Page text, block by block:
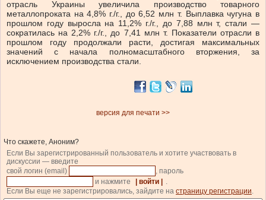
отрасль Украины увеличила производство товарного
металлопроката на 4,8% г./г., до 6,52 млн т. Выплавка чугуна в
прошлом году выросла на 11,2% г./г., до 7,88 млн т, стали —
сократилась на 2,2% г./г., до 7,41 млн т. Показатели отрасли в
прошлом году продолжали расти, достигая максимальных
значений с начала полномасштабного вторжения, за
исключением производства стали.
версия для печати >>
Что скажете, Аноним?
Если Вы зарегистрированный пользователь и хотите участвовать в
дискуссии — введите
свой логин (email)
, пароль
и нажмите
| войти |
.
Если Вы еще не зарегистрировались, зайдите на страницу регистрации.